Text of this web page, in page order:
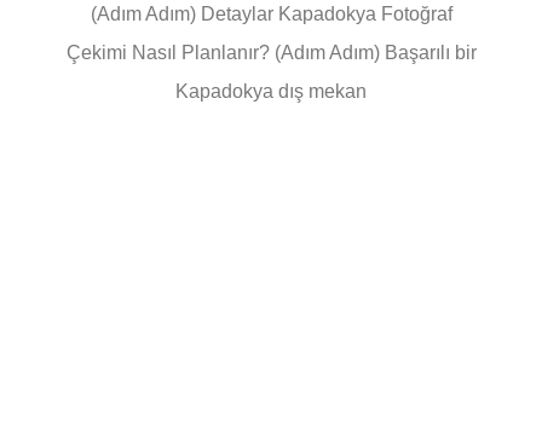
(Adım Adım) Detaylar Kapadokya Fotoğraf
Çekimi Nasıl Planlanır? (Adım Adım) Başarılı bir
Kapadokya dış mekan